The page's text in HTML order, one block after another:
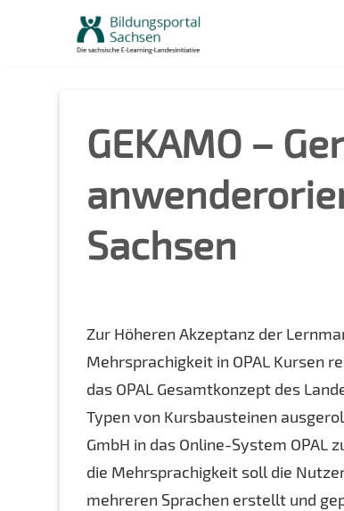
GEKAMO –
Sachsen
Zur Höheren Akzeptanz der
Mehrsprachigkeit in OPAL Kursen
das OPAL Gesamtkonzept des
Typen von Kursbausteinen
GmbH in das Online-System
die Mehrsprachigkeit soll die
mehreren Sprachen erstellt und